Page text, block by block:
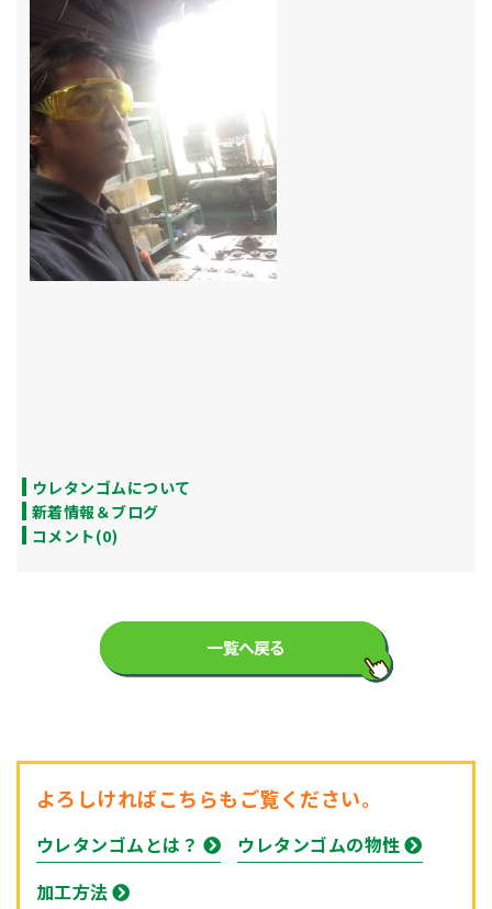
ウレタンゴムについて
新着情報＆ブログ
コメント(0)
一覧へ戻る
よろしければこちらもご覧ください。
ウレタンゴムとは？
ウレタンゴムの物性
加工方法